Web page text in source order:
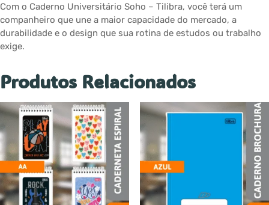
Com o Caderno Universitário Soho – Tilibra, você terá um
companheiro que une a maior capacidade do mercado, a
durabilidade e o design que sua rotina de estudos ou trabalho
exige.
Produtos Relacionados